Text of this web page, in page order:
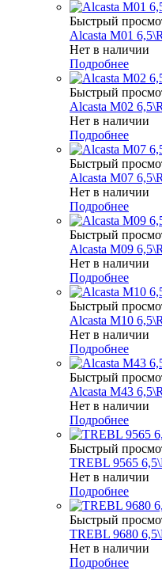
Быстрый
Alcasta M01
Нет в наличии
Подробнее
Быстрый
Alcasta M02
Нет в наличии
Подробнее
Быстрый
Alcasta M07
Нет в наличии
Подробнее
Быстрый
Alcasta M09
Нет в наличии
Подробнее
Быстрый
Alcasta M10
Нет в наличии
Подробнее
Быстрый
Alcasta M43
Нет в наличии
Подробнее
Быстрый
TREBL 9565
Нет в наличии
Подробнее
Быстрый
TREBL 9680
Нет в наличии
Подробнее